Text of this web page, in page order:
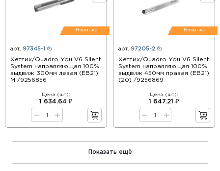
Новинка
арт. 97345-1
Хеттих/Quadro You V6 Silent
System направляющая 100%
выдвиж 300мм левая (ЕВ21)
М /9256856
Цена (шт):
1 634.64 ₽
Новинка
арт. 97205-2
Хеттих/Quadro You V6 Silent
System направляющая 100%
выдвиж 450мм правая (ЕВ21)
(20) /9256869
Цена (шт):
1 647.21 ₽
Показать ещё